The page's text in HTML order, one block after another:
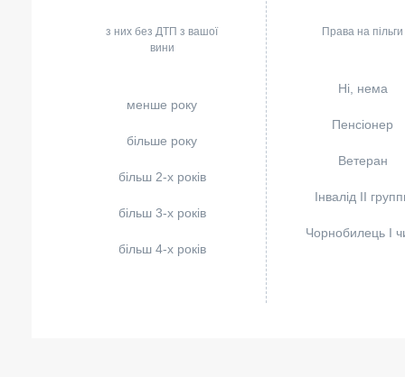
з них без ДТП з вашої
вини
менше року
більше року
більш 2-х років
більш 3-х років
більш 4-х років
Права на пільги
Ні, нема
Пенсіонер
Ветеран
Інвалід II
Чорнобилець I